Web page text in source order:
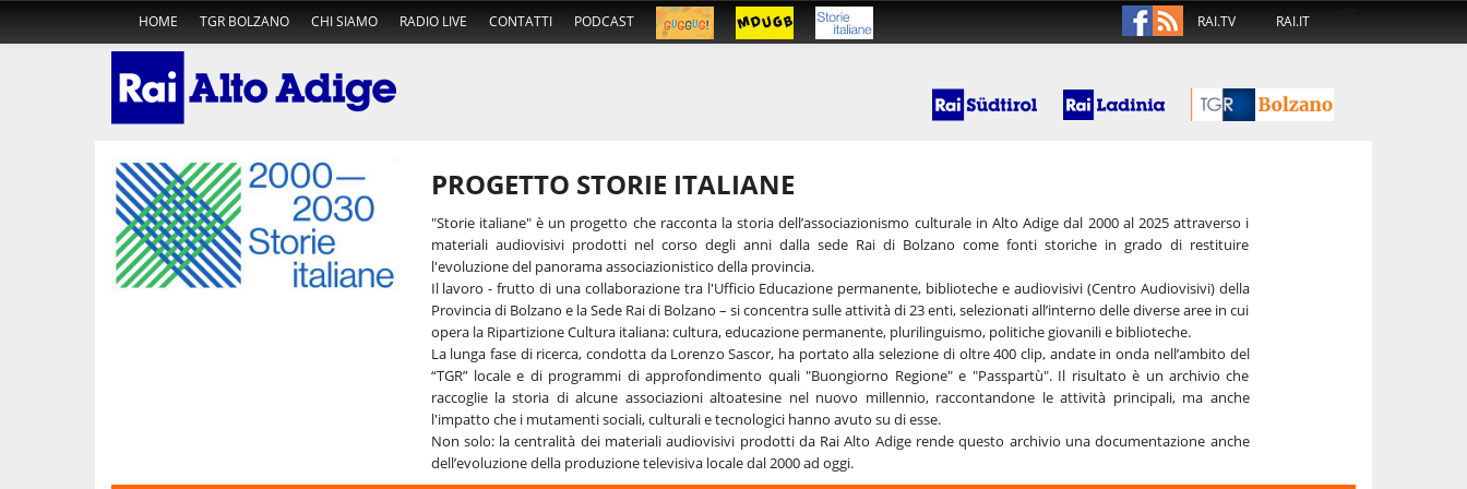
HOME TGR BOLZANO CHI SIAMO RADIO LIVE CONTATTI PODCAST
-->
RAI.TV RAI.IT
PROGETTO STORIE ITALIANE
"Storie italiane" è un progetto che racconta la storia dell’associazionismo culturale in Alto Adige dal 2000 al 2025 attraverso i
materiali audiovisivi prodotti nel corso degli anni dalla sede Rai di Bolzano come fonti storiche in grado di restituire
l'evoluzione del panorama associazionistico della provincia.
Il lavoro - frutto di una collaborazione tra l'Ufficio Educazione permanente, biblioteche e audiovisivi (Centro Audiovisivi) della
Provincia di Bolzano e la Sede Rai di Bolzano – si concentra sulle attività di 23 enti, selezionati all’interno delle diverse aree in cui
opera la Ripartizione Cultura italiana: cultura, educazione permanente, plurilinguismo, politiche giovanili e biblioteche.
La lunga fase di ricerca, condotta da Lorenzo Sascor, ha portato alla selezione di oltre 400 clip, andate in onda nell’ambito del
“TGR” locale e di programmi di approfondimento quali "Buongiorno Regione" e "Passpartù". Il risultato è un archivio che
raccoglie la storia di alcune associazioni altoatesine nel nuovo millennio, raccontandone le attività principali, ma anche
l'impatto che i mutamenti sociali, culturali e tecnologici hanno avuto su di esse.
Non solo: la centralità dei materiali audiovisivi prodotti da Rai Alto Adige rende questo archivio una documentazione anche
dell’evoluzione della produzione televisiva locale dal 2000 ad oggi.